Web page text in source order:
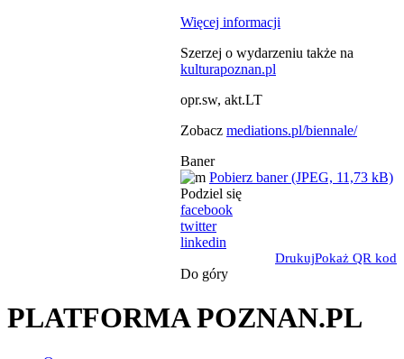
Więcej informacji
Szerzej o wydarzeniu także na
kulturapoznan.pl
opr.sw, akt.LT
Zobacz mediations.pl/biennale/
Baner
Pobierz baner (JPEG, 11,73 kB)
Podziel się
facebook
twitter
linkedin
DrukujPokaż QR kod
Do góry
PLATFORMA POZNAN.PL